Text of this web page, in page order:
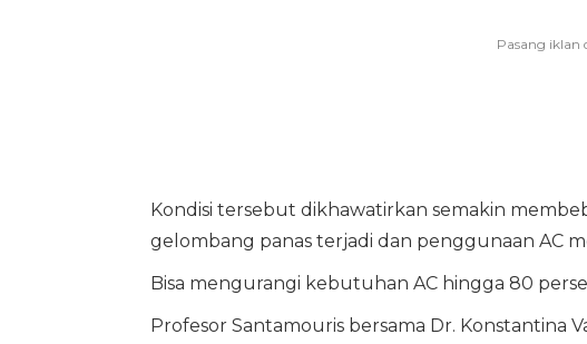
Kondisi tersebut dikhawatirkan semakin
gelombang panas terjadi dan penggunaan AC
Bisa mengurangi kebutuhan AC hingga 80
Profesor Santamouris bersama Dr. Konstantina